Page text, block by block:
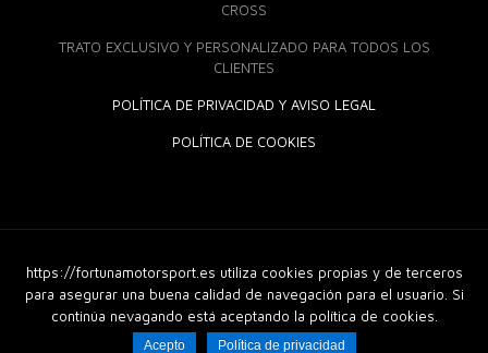
CROSS
TRATO EXCLUSIVO Y PERSONALIZADO PARA TODOS LOS
CLIENTES
POLÍTICA DE PRIVACIDAD Y AVISO LEGAL
POLÍTICA DE COOKIES
© 2018 Fortuna Moto Sport. Derechos Reservados |Diseño
Web|GuellCom_
https://fortunamotorsport.es utiliza cookies propias y de terceros
para asegurar una buena calidad de navegación para el usuario. Si
continúa nevagando está aceptando la política de cookies.
Acepto Política de privacidad